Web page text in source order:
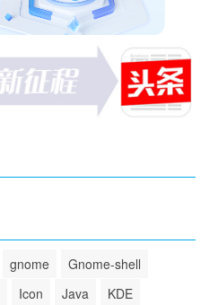
gnome
Gnome-shell
Icon Java
KDE